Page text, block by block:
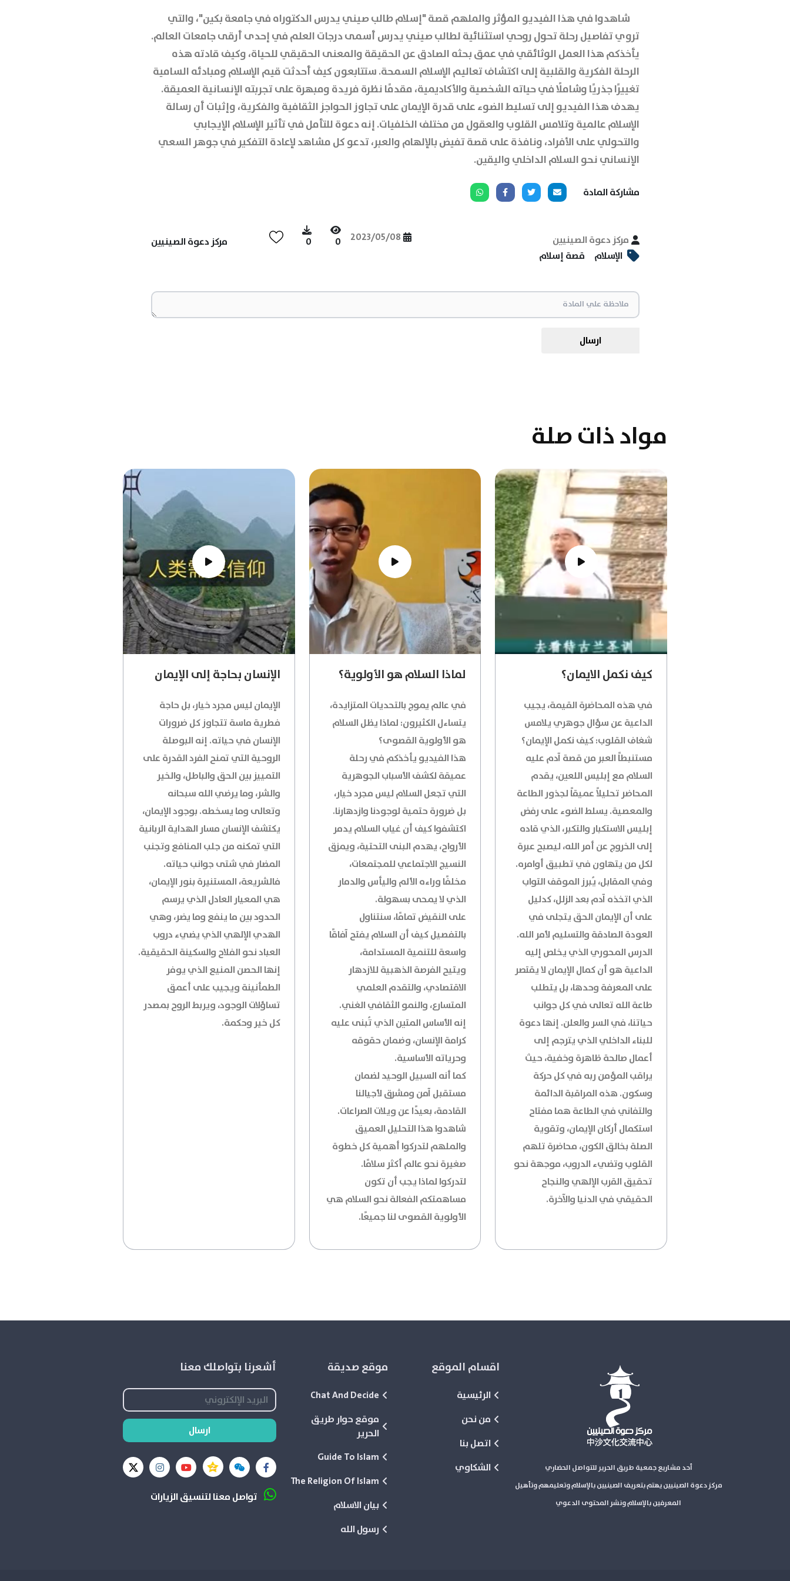
شاهدوا في هذا الفيديو المؤثر والملهم قصة "إسلام طالب صيني يدرس الدكتوراه في جامعة بكين"، والتي
تروي تفاصيل رحلة تحول روحي استثنائية لطالب صيني يدرس أسمى درجات العلم في إحدى أرقى جامعات العالم.
يأخذكم هذا العمل الوثائقي في عمق بحثه الصادق عن الحقيقة والمعنى الحقيقي للحياة، وكيف قادته هذه
الرحلة الفكرية والقلبية إلى اكتشاف تعاليم الإسلام السمحة. ستتابعون كيف أحدثت قيم الإسلام ومبادئه السامية
تغييرًا جذريًا وشاملًا في حياته الشخصية والأكاديمية، مقدمًا نظرة فريدة ومبهرة على تجربته الإنسانية العميقة.
يهدف هذا الفيديو إلى تسليط الضوء على قدرة الإيمان على تجاوز الحواجز الثقافية والفكرية، وإثبات أن رسالة
الإسلام عالمية وتلامس القلوب والعقول من مختلف الخلفيات. إنه دعوة للتأمل في تأثير الإسلام الإيجابي
والتحولي على الأفراد، ونافذة على قصة تفيض بالإلهام والعبر، تدعو كل مشاهد لإعادة التفكير في جوهر السعي
الإنساني نحو السلام الداخلي واليقين.
مشاركة المادة
مركز دعوة الصينيين 2023/05/08
0
0
مركز دعوة الصينيين
الإسلام
قصة إسلام
ارسال
مواد ذات صلة
كيف نكمل الايمان؟
في هذه المحاضرة القيمة، يجيب
الداعية عن سؤال جوهري يلامس
شغاف القلوب: كيف نكمل الإيمان؟
مستنبطاً العبر من قصة آدم عليه
السلام مع إبليس اللعين، يقدم
المحاضر تحليلاً عميقاً لجذور الطاعة
والمعصية. يسلط الضوء على رفض
إبليس الاستكبار والتكبر، الذي قاده
إلى الخروج عن أمر الله، ليصبح عبرة
لكل من يتهاون في تطبيق أوامره.
وفي المقابل، يُبرز الموقف التواب
الذي اتخذه آدم بعد الزلل، كدليل
على أن الإيمان الحق يتجلى في
العودة الصادقة والتسليم لأمر الله.
الدرس المحوري الذي يخلص إليه
الداعية هو أن كمال الإيمان لا يقتصر
على المعرفة وحدها، بل يتطلب
طاعة الله تعالى في كل جوانب
حياتنا، في السر والعلن. إنها دعوة
للبناء الداخلي الذي يترجم إلى
أعمال صالحة ظاهرة وخفية، حيث
يراقب المؤمن ربه في كل حركة
وسكون. هذه المراقبة الدائمة
والتفاني في الطاعة هما مفتاح
استكمال أركان الإيمان، وتقوية
الصلة بخالق الكون، محاضرة تلهم
القلوب وتضيء الدروب، موجهة نحو
تحقيق القرب الإلهي والنجاح
الحقيقي في الدنيا والآخرة.
لماذا السلام هو الأولوية؟
في عالم يموج بالتحديات المتزايدة،
يتساءل الكثيرون: لماذا يظل السلام
هو الأولوية القصوى؟
هذا الفيديو يأخذكم في رحلة
عميقة لكشف الأسباب الجوهرية
التي تجعل السلام ليس مجرد خيار،
بل ضرورة حتمية لوجودنا وازدهارنا.
اكتشفوا كيف أن غياب السلام يدمر
الأرواح، يهدم البنى التحتية، ويمزق
النسيج الاجتماعي للمجتمعات،
مخلفًا وراءه الألم واليأس والدمار
الذي لا يمحى بسهولة.
على النقيض تمامًا، سنتناول
بالتفصيل كيف أن السلام يفتح آفاقًا
واسعة للتنمية المستدامة،
ويتيح الفرصة الذهبية للازدهار
الاقتصادي، والتقدم العلمي
المتسارع، والنمو الثقافي الغني.
إنه الأساس المتين الذي تُبنى عليه
كرامة الإنسان، وضمان حقوقه
وحرياته الأساسية.
كما أنه السبيل الوحيد لضمان
مستقبل آمن ومشرق لأجيالنا
القادمة، بعيدًا عن ويلات الصراعات.
شاهدوا هذا التحليل العميق
والملهم لتدركوا أهمية كل خطوة
صغيرة نحو عالم أكثر سلامًا.
لتدركوا لماذا يجب أن تكون
مساهمتكم الفعالة نحو السلام هي
الأولوية القصوى لنا جميعًا.
الإنسان بحاجة إلى الإيمان
الإيمان ليس مجرد خيار، بل حاجة
فطرية ماسة تتجاوز كل ضرورات
الإنسان في حياته. إنه البوصلة
الروحية التي تمنح الفرد القدرة على
التمييز بين الحق والباطل، والخير
والشر، وما يرضي الله سبحانه
وتعالى وما يسخطه. بوجود الإيمان،
يكتشف الإنسان مسار الهداية الربانية
التي تمكنه من جلب المنافع وتجنب
المضار في شتى جوانب حياته.
فالشريعة، المستنيرة بنور الإيمان،
هي المعيار العادل الذي يرسم
الحدود بين ما ينفع وما يضر، وهي
الهدي الإلهي الذي يضيء دروب
العباد نحو الفلاح والسكينة الحقيقية.
إنها الحصن المنيع الذي يوفر
الطمأنينة ويجيب على أعمق
تساؤلات الوجود، ويربط الروح بمصدر
كل خير وحكمة.
أحد مشاريع جمعية طريق الحرير للتواصل الحضاري
مركز دعوة الصينيين يهتم بتعريف الصينيين بالإسلام وتعليمهم وتأهيل
المعرفين بالإسلام ونشر المحتوى الدعوي
اقسام الموقع
الرئيسية
من نحن
اتصل بنا
الشكاوي
موقع صديقة
Chat And Decide
موقع حوار طريق
الحرير
Guide To Islam
The Religion Of Islam
بيان الاسلام
رسول الله
أشعرنا بتواصلك معنا
ارسال
تواصل معنا لتنسيق الزيارات